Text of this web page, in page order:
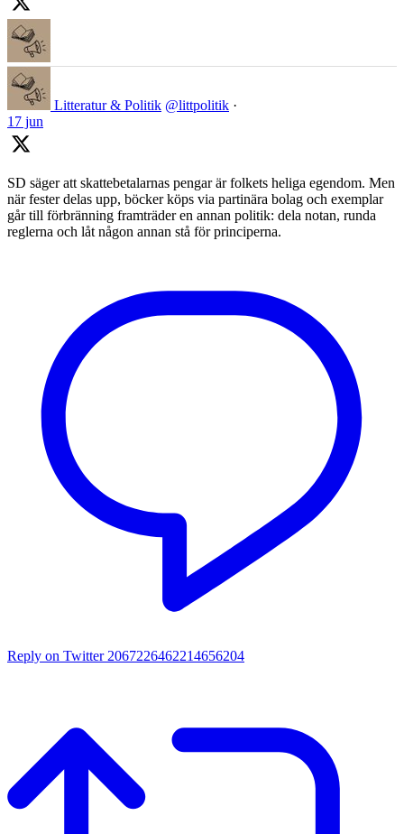
Litteratur & Politik @littpolitik ·
17 jun
SD säger att skattebetalarnas pengar är folkets heliga egendom. Men
när fester delas upp, böcker köps via partinära bolag och exemplar
går till förbränning framträder en annan politik: dela notan, runda
reglerna och låt någon annan stå för principerna.
Reply on Twitter 2067226462214656204